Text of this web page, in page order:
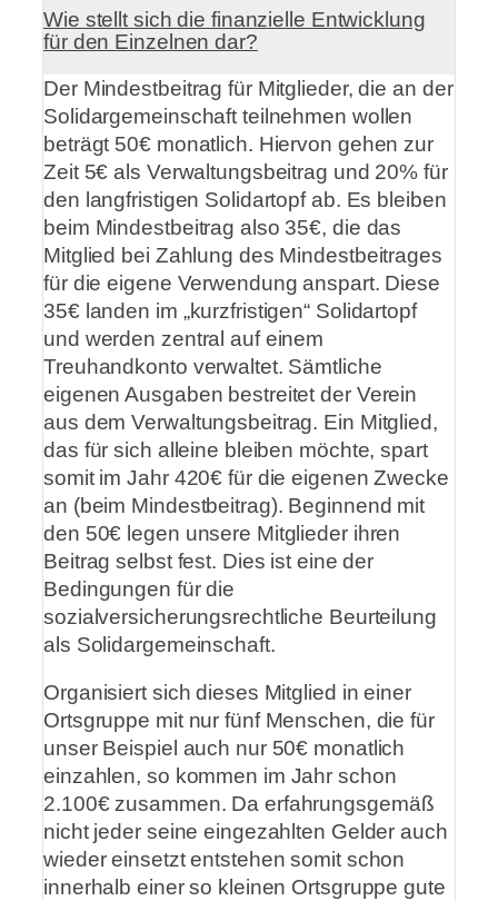
Wie stellt sich die finanzielle Entwicklung
für den Einzelnen dar?
Der Mindestbeitrag für Mitglieder, die an der
Solidargemeinschaft teilnehmen wollen
beträgt 50€ monatlich. Hiervon gehen zur
Zeit 5€ als Verwaltungsbeitrag und 20% für
den langfristigen Solidartopf ab. Es bleiben
beim Mindestbeitrag also 35€, die das
Mitglied bei Zahlung des Mindestbeitrages
für die eigene Verwendung anspart. Diese
35€ landen im „kurzfristigen“ Solidartopf
und werden zentral auf einem
Treuhandkonto verwaltet. Sämtliche
eigenen Ausgaben bestreitet der Verein
aus dem Verwaltungsbeitrag. Ein Mitglied,
das für sich alleine bleiben möchte, spart
somit im Jahr 420€ für die eigenen Zwecke
an (beim Mindestbeitrag). Beginnend mit
den 50€ legen unsere Mitglieder ihren
Beitrag selbst fest. Dies ist eine der
Bedingungen für die
sozialversicherungsrechtliche Beurteilung
als Solidargemeinschaft.
Organisiert sich dieses Mitglied in einer
Ortsgruppe mit nur fünf Menschen, die für
unser Beispiel auch nur 50€ monatlich
einzahlen, so kommen im Jahr schon
2.100€ zusammen. Da erfahrungsgemäß
nicht jeder seine eingezahlten Gelder auch
wieder einsetzt entstehen somit schon
innerhalb einer so kleinen Ortsgruppe gute